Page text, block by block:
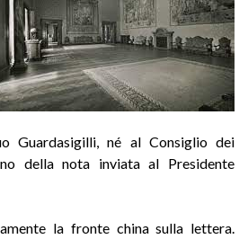
Guardasigilli, né al Consiglio dei
della nota inviata al Presidente
la fronte china sulla lettera.